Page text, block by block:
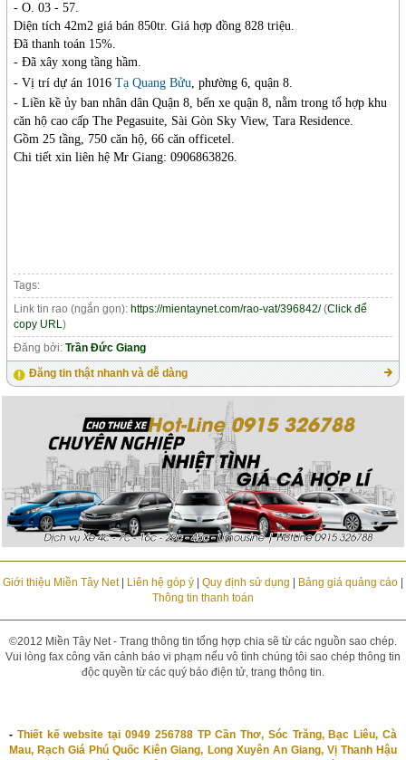
- O. 03 - 57.
Diện tích 42m2 giá bán 850tr. Giá hợp đồng 828 triệu.
Đã thanh toán 15%.
- Đã xây xong tầng hầm.
- Vị trí dự án 1016 Tạ Quang Bửu, phường 6, quận 8.
- Liền kề ủy ban nhân dân Quận 8, bến xe quận 8, nằm trong tổ hợp khu
căn hộ cao cấp The Pegasuite, Sài Gòn Sky View, Tara Residence.
Gồm 25 tầng, 750 căn hộ, 66 căn officetel.
Chi tiết xin liên hệ Mr Giang: 0906863826.
Tags:
Link tin rao (ngắn gọn): https://mientaynet.com/rao-vat/396842/(Click để
copy URL)
Đăng bởi:Trần Đức Giang
Đăng tin thật nhanh và dễ dàng
Giới thiệu Miền Tây Net| Liên hệ góp ý| Quy định sử dụng Bảng giá quảng cáo|
Thông tin thanh toán
©2012 Miền Tây Net - Trang thông tin tổng hợp chia sẽ từ các nguồn sao chép.
Vui lòng fax công văn cảnh báo vi phạm nếu vô tình chúng tôi sao chép thông tin
độc quyền từ các quý báo điện tử, trang thông tin.
- Thiết kế website tại 0949 256788 TP Cần Thơ, Sóc Trăng, Bạc Liêu, Cà
Mau, Rạch Giá Phú Quốc Kiên Giang, Long Xuyên An Giang, Vị Thanh Hậu